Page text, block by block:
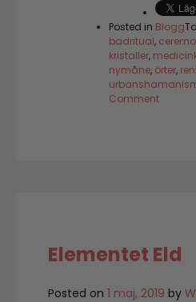
Posted in Blogg
badritual,
kristaller,
nymåne, örter,
Commenton
Elementet Eld
Posted on 1 maj, 2019 by